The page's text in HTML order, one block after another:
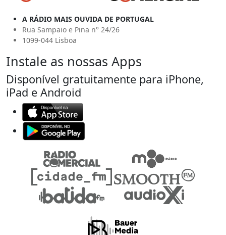
A RÁDIO MAIS OUVIDA DE PORTUGAL
Rua Sampaio e Pina n° 24/26
1099-044 Lisboa
Instale as nossas Apps
Disponível gratuitamente para iPhone,
iPad e Android